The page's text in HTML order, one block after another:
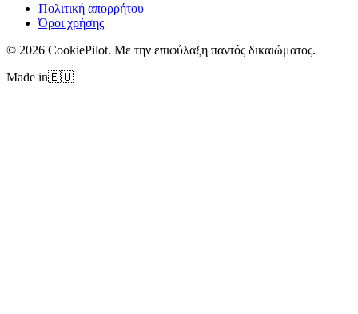
Πολιτική απορρήτου
Όροι χρήσης
© 2026 CookiePilot. Με την επιφύλαξη παντός δικαιώματος.
Made in🇪🇺